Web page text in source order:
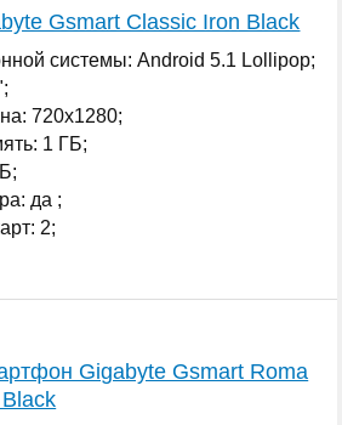
Gsmart Classic Iron Black
системы: Android 5.1 Lollipop;
720x1280;
1 ГБ;
да ;
2;
Gigabyte Gsmart Roma